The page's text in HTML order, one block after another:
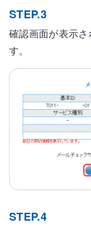
STEP.3
確認画面が表示
す。
STEP.4